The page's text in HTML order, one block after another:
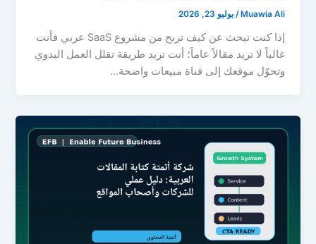
Muawia Ali
/يوليو 23, 2026
إذا كنت تبحث عن كيف تربح من مشروع SaaS عربي فأنت
غالباً لا تريد مقالاً عاماً؛ أنت تريد طريقة تقلل العمل اليدوي
وتحوّل موقعك إلى قناة مبيعات واضحة…